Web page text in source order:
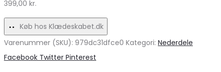
399,00 kr.
Køb hos Klædeskabet.dk
Varenummer (SKU): 979dc31dfce0 Kategori: Nederdele
Share
Facebook Twitter Pinterest